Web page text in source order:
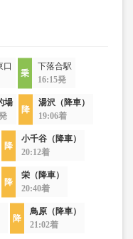
口
下落合駅
16:15発
場
湯沢（降車）
19:06着
小千谷（降車）
20:12着
栄（降車）
20:40着
鳥原（降車）
21:02着